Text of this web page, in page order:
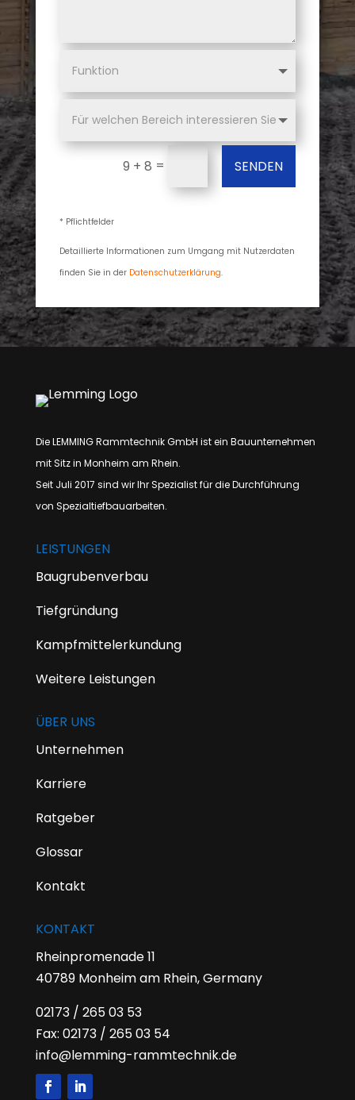
9 + 8 = SENDEN
* Pflichtfelder
Detaillierte Informationen zum Umgang mit Nutzerdaten
finden Sie in der Datenschutzerklärung.
Die LEMMING Rammtechnik GmbH ist ein Bauunternehmen
mit Sitz in Monheim am Rhein.
Seit Juli 2017 sind wir Ihr Spezialist für die Durchführung
von Spezialtiefbauarbeiten.
LEISTUNGEN
Baugrubenverbau
Tiefgründung
Kampfmittelerkundung
Weitere Leistungen
ÜBER UNS
Unternehmen
Karriere
Ratgeber
Glossar
Kontakt
KONTAKT
Rheinpromenade 11
40789 Monheim am Rhein, Germany
02173 / 265 03 53
Fax: 02173 / 265 03 54
info@lemming-rammtechnik.de